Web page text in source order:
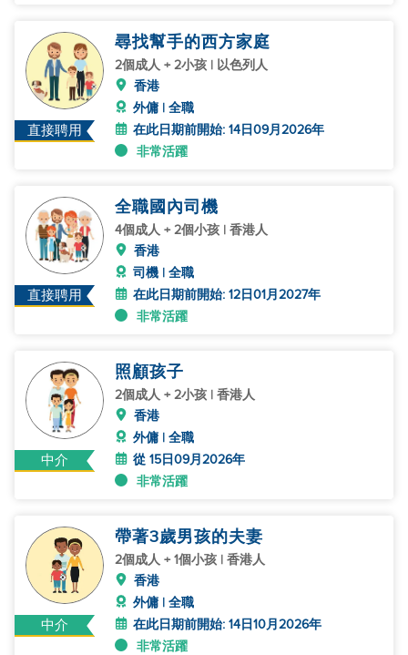
直接聘用
尋找幫手的西方家庭
2個成人 + 2小孩 | 以色列人
香港
外傭 | 全職
在此日期前開始: 14日09月2026年
非常活躍
直接聘用
全職國內司機
4個成人 + 2個小孩 | 香港人
香港
司機 | 全職
在此日期前開始: 12日01月2027年
非常活躍
中介
照顧孩子
2個成人 + 2小孩 | 香港人
香港
外傭 | 全職
從 15日09月2026年
非常活躍
中介
帶著3歲男孩的夫妻
2個成人 + 1個小孩 | 香港人
香港
外傭 | 全職
在此日期前開始: 14日10月2026年
非常活躍